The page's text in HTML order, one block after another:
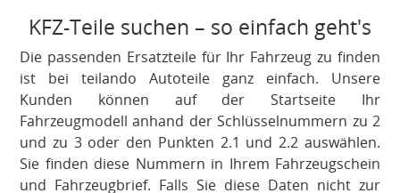
KFZ-Teile suchen – so einfach geht's
Die passenden Ersatzteile für Ihr Fahrzeug zu finden
ist bei teilando Autoteile ganz einfach. Unsere
Kunden können auf der Startseite Ihr
Fahrzeugmodell anhand der Schlüsselnummern zu 2
und zu 3 oder den Punkten 2.1 und 2.2 auswählen.
Sie finden diese Nummern in Ihrem Fahrzeugschein
und Fahrzeugbrief. Falls Sie diese Daten nicht zur